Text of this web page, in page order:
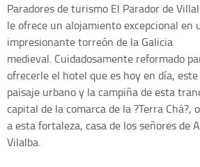
Paradores de turismo El Parador de
le ofrece un alojamiento excepcional en
impresionante torreón de la Galicia
medieval. Cuidadosamente reformado
ofrecerle el hotel que es hoy en día,
paisaje urbano y la campiña de esta
capital de la comarca de la ?Terra Chá?,
a esta fortaleza, casa de los señores de
Vilalba.